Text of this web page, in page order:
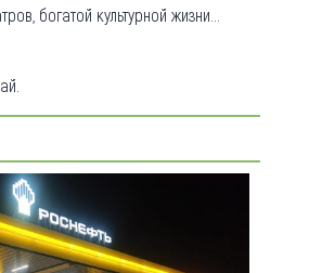
богатой культурной жизни...